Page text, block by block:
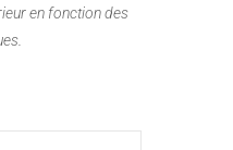
en fonction des